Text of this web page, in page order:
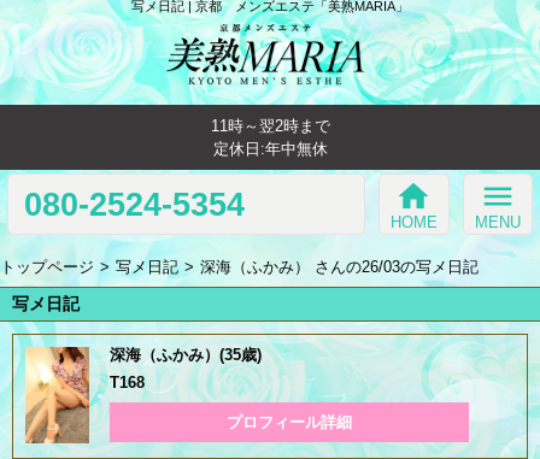
写メ日記 | 京都 メンズエステ「美熟MARIA」
11時～翌2時まで
定休日:年中無休
080-2524-5354 home
HOME
menu
MENU
トップページ 写メ日記 深海（ふかみ） さんの26/03の写メ日記
写メ日記
深海（ふかみ）(35歳)
T168
プロフィール詳細